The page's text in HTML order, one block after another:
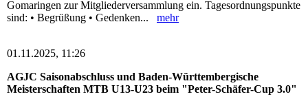
Gomaringen zur Mitgliederversammlung ein. Tagesordnungspunkte
sind: • Begrüßung • Gedenken... mehr
01.11.2025, 11:26
AGJC Saisonabschluss und Baden-Württembergische
Meisterschaften MTB U13-U23 beim "Peter-Schäfer-Cup 3.0"